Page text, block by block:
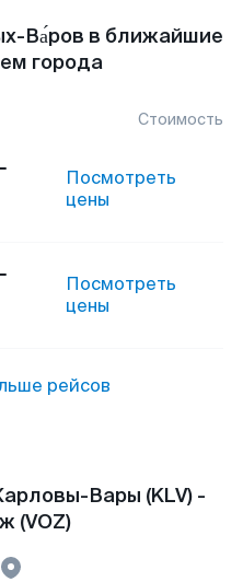
Ва́ров в ближайшие
города
Стоимость
Посмотреть
цены
Посмотреть
цены
рейсов
Вары (KLV) -
(VOZ)